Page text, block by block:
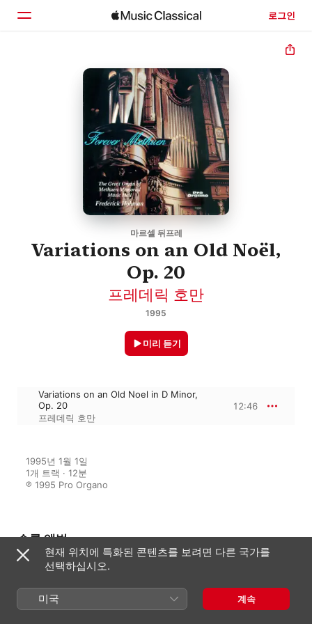
로그인
마르셀 뒤프레
Variations on an Old Noël,
Op. 20
프레데릭 호만
1995
미리 듣기
Variations on an Old Noel in D Minor,
Op. 20
프레데릭 호만
12:46
1995년 1월 1일
1개 트랙 · 12분
℗ 1995 Pro Organo
수록 앨범
Forever Methuen
프레데릭 호만
현재 위치에 특화된 콘텐츠를 보려면 다른 국가를
선택하십시오.
미국 계속